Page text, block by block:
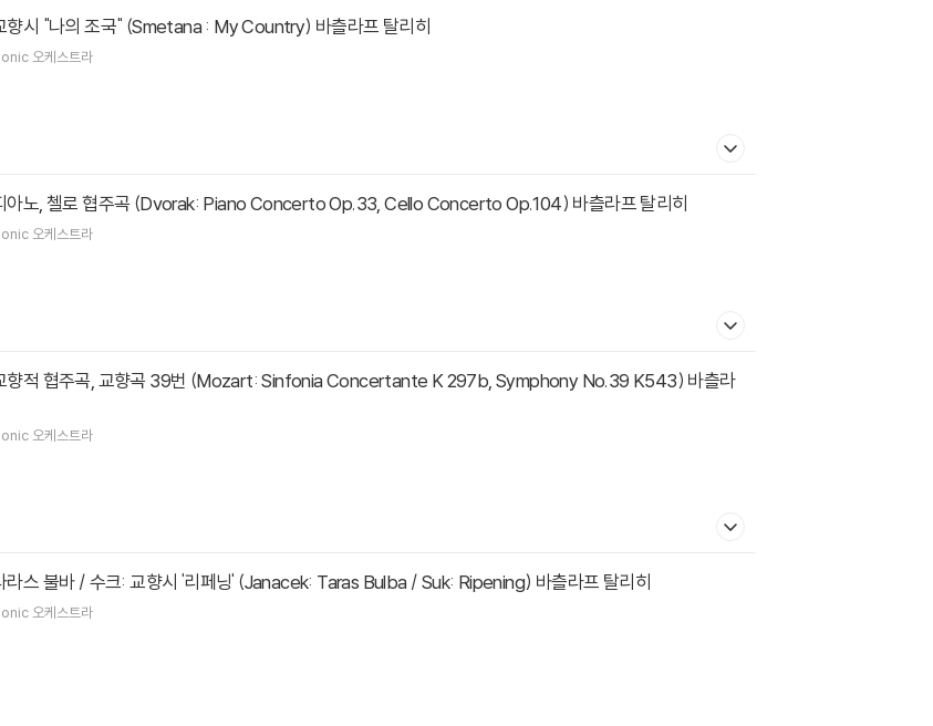
향시 "나의 조국" (Smetana : My Country) 바츨라프 탈리히
오케스트라
아노, 첼로 협주곡 (Dvorak: Piano Concerto Op.33, Cello Concerto Op.104) 바츨라프 탈리히
오케스트라
오케스트라
라스 불바 / 수크: 교향시 '리페닝' (Janacek: Taras Bulba / Suk: Ripening) 바츨라프 탈리히
오케스트라